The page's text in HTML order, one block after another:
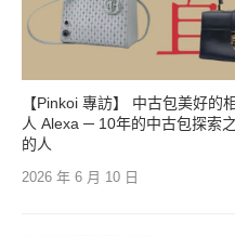
【Pinkoi 專訪】 中古包美好
人 Alexa ─ 10年的中古包探索
的人
2026 年 6 月 10 日